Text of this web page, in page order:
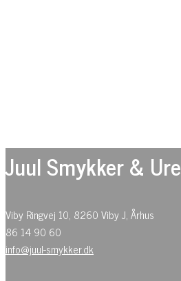
Juul Smykker & Ure
Viby Ringvej 10, 8260 Viby J, Århus
86 14 90 60
info@juul-smykker.dk